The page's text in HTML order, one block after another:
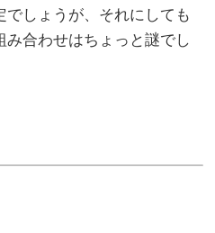
でしょうが、それにしても
合わせはちょっと謎でし